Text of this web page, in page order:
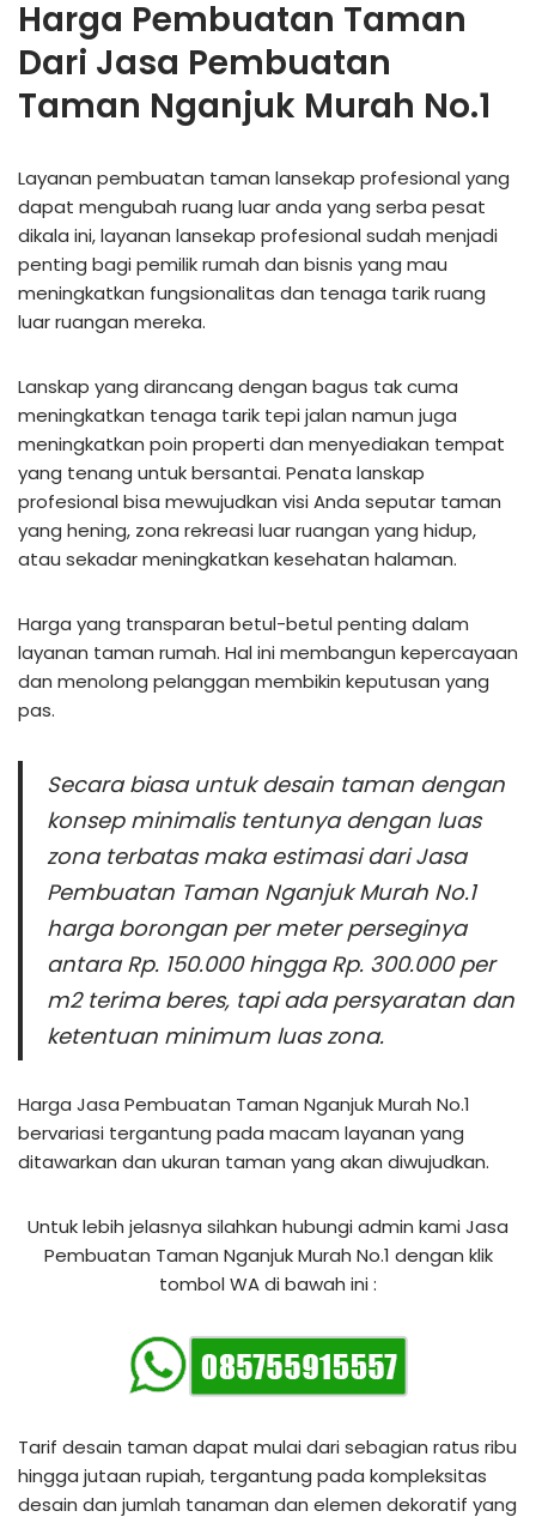
Harga Pembuatan Taman
Dari Jasa Pembuatan
Taman Nganjuk Murah No.1
Layanan pembuatan taman lansekap profesional yang
dapat mengubah ruang luar anda yang serba pesat
dikala ini, layanan lansekap profesional sudah menjadi
penting bagi pemilik rumah dan bisnis yang mau
meningkatkan fungsionalitas dan tenaga tarik ruang
luar ruangan mereka.
Lanskap yang dirancang dengan bagus tak cuma
meningkatkan tenaga tarik tepi jalan namun juga
meningkatkan poin properti dan menyediakan tempat
yang tenang untuk bersantai. Penata lanskap
profesional bisa mewujudkan visi Anda seputar taman
yang hening, zona rekreasi luar ruangan yang hidup,
atau sekadar meningkatkan kesehatan halaman.
Harga yang transparan betul-betul penting dalam
layanan taman rumah. Hal ini membangun kepercayaan
dan menolong pelanggan membikin keputusan yang
pas.
Secara biasa untuk desain taman dengan
konsep minimalis tentunya dengan luas
zona terbatas maka estimasi dari Jasa
Pembuatan Taman Nganjuk Murah No.1
harga borongan per meter perseginya
antara Rp. 150.000 hingga Rp. 300.000 per
m2 terima beres, tapi ada persyaratan dan
ketentuan minimum luas zona.
Harga Jasa Pembuatan Taman Nganjuk Murah No.1
bervariasi tergantung pada macam layanan yang
ditawarkan dan ukuran taman yang akan diwujudkan.
Untuk lebih jelasnya silahkan hubungi admin kami Jasa
Pembuatan Taman Nganjuk Murah No.1 dengan klik
tombol WA di bawah ini :
Tarif desain taman dapat mulai dari sebagian ratus ribu
hingga jutaan rupiah, tergantung pada kompleksitas
desain dan jumlah tanaman dan elemen dekoratif yang